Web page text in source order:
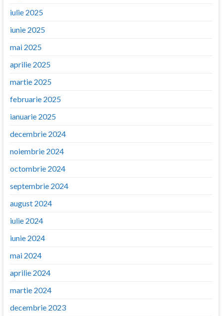
iulie 2025
iunie 2025
mai 2025
aprilie 2025
martie 2025
februarie 2025
ianuarie 2025
decembrie 2024
noiembrie 2024
octombrie 2024
septembrie 2024
august 2024
iulie 2024
iunie 2024
mai 2024
aprilie 2024
martie 2024
decembrie 2023